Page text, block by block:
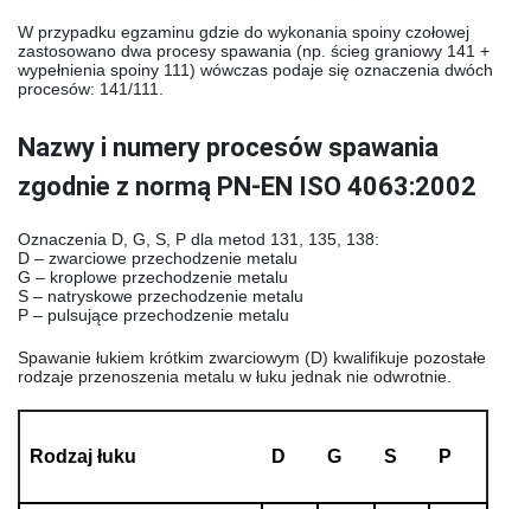
W przypadku egzaminu gdzie do wykonania spoiny czołowej
zastosowano dwa procesy spawania (np. ścieg graniowy 141 +
wypełnienia spoiny 111) wówczas podaje się oznaczenia dwóch
procesów: 141/111.
Nazwy i numery procesów spawania
zgodnie z normą PN-EN ISO 4063:2002
Oznaczenia D, G, S, P dla metod 131, 135, 138:
D – zwarciowe przechodzenie metalu
G – kroplowe przechodzenie metalu
S – natryskowe przechodzenie metalu
P – pulsujące przechodzenie metalu
Spawanie łukiem krótkim zwarciowym (D) kwalifikuje pozostałe
rodzaje przenoszenia metalu w łuku jednak nie odwrotnie.
Rodzaj łuku D G S P